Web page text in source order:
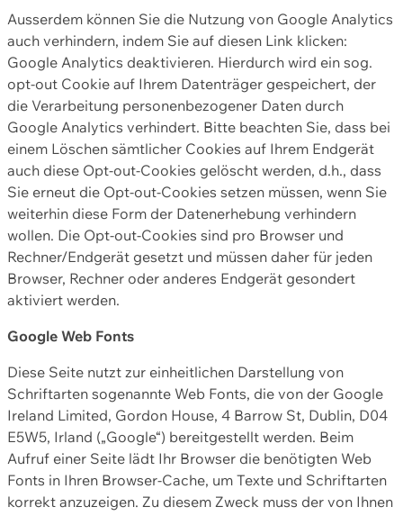
Ausserdem können Sie die Nutzung von Google Analytics
auch verhindern, indem Sie auf diesen Link klicken:
Google Analytics deaktivieren. Hierdurch wird ein sog.
opt-out Cookie auf Ihrem Datenträger gespeichert, der
die Verarbeitung personenbezogener Daten durch
Google Analytics verhindert. Bitte beachten Sie, dass bei
einem Löschen sämtlicher Cookies auf Ihrem Endgerät
auch diese Opt-out-Cookies gelöscht werden, d.h., dass
Sie erneut die Opt-out-Cookies setzen müssen, wenn Sie
weiterhin diese Form der Datenerhebung verhindern
wollen. Die Opt-out-Cookies sind pro Browser und
Rechner/Endgerät gesetzt und müssen daher für jeden
Browser, Rechner oder anderes Endgerät gesondert
aktiviert werden.
Google Web Fonts
Diese Seite nutzt zur einheitlichen Darstellung von
Schriftarten sogenannte Web Fonts, die von der Google
Ireland Limited, Gordon House, 4 Barrow St, Dublin, D04
E5W5, Irland („Google“) bereitgestellt werden. Beim
Aufruf einer Seite lädt Ihr Browser die benötigten Web
Fonts in Ihren Browser-Cache, um Texte und Schriftarten
korrekt anzuzeigen. Zu diesem Zweck muss der von Ihnen